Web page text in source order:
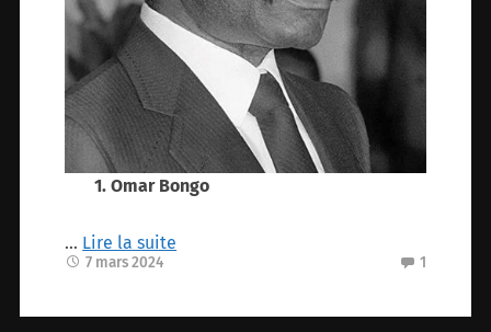
1. Omar Bongo
… Lire la suite
7 mars 2024 1